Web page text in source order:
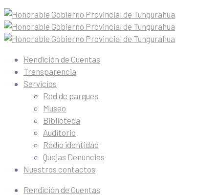
Rendición de Cuentas
Transparencia
Servicios
Red de parques
Museo
Biblioteca
Auditorio
Radio identidad
Quejas Denuncias
Nuestros contactos
Rendición de Cuentas